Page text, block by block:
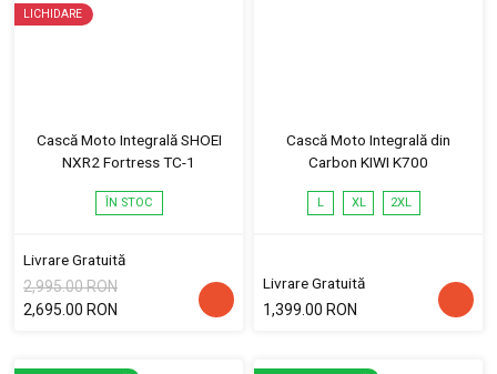
LICHIDARE
Cască Moto Integrală SHOEI
NXR2 Fortress TC-1
ÎN STOC
Livrare Gratuită
2,995.00 RON
2,695.00 RON
Cască Moto Integrală din
Carbon KIWI K700
L XL 2XL
Livrare Gratuită
1,399.00 RON